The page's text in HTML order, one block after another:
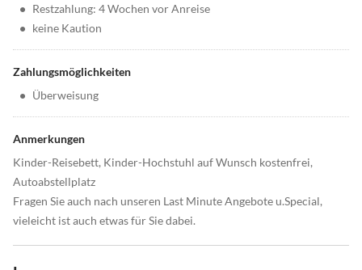
• Restzahlung: 4 Wochen vor Anreise
• keine Kaution
Zahlungsmöglichkeiten
• Überweisung
Anmerkungen
Kinder-Reisebett, Kinder-Hochstuhl auf Wunsch kostenfrei,
Autoabstellplatz
Fragen Sie auch nach unseren Last Minute Angebote u.Special,
vieleicht ist auch etwas für Sie dabei.